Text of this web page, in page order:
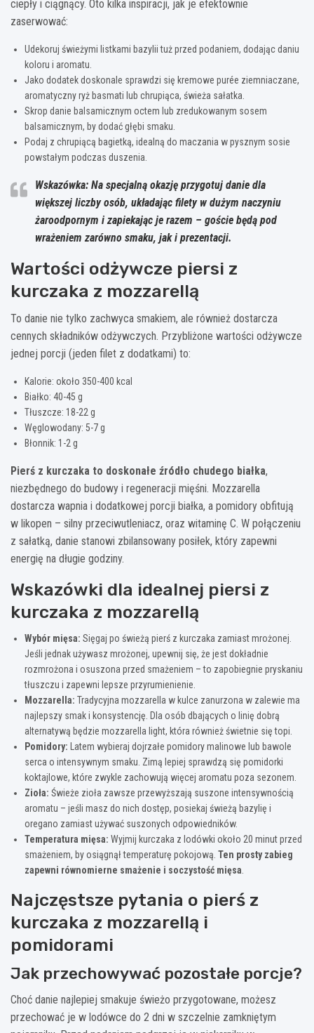
ciepły i ciągnący. Oto kilka inspiracji, jak je efektownie
zaserwować:
Udekoruj świeżymi listkami bazylii tuż przed podaniem, dodając daniu
koloru i aromatu.
Jako dodatek doskonale sprawdzi się kremowe purée ziemniaczane,
aromatyczny ryż basmati lub chrupiąca, świeża sałatka.
Skrop danie balsamicznym octem lub zredukowanym sosem
balsamicznym, by dodać głębi smaku.
Podaj z chrupiącą bagietką, idealną do maczania w pysznym sosie
powstałym podczas duszenia.
Wskazówka: Na specjalną okazję przygotuj danie dla
większej liczby osób, układając filety w dużym naczyniu
żaroodpornym i zapiekając je razem – goście będą pod
wrażeniem zarówno smaku, jak i prezentacji.
Wartości odżywcze piersi z
kurczaka z mozzarellą
To danie nie tylko zachwyca smakiem, ale również dostarcza
cennych składników odżywczych. Przybliżone wartości odżywcze
jednej porcji (jeden filet z dodatkami) to:
Kalorie: około 350-400 kcal
Białko: 40-45 g
Tłuszcze: 18-22 g
Węglowodany: 5-7 g
Błonnik: 1-2 g
Pierś z kurczaka to doskonałe źródło chudego białka,
niezbędnego do budowy i regeneracji mięśni. Mozzarella
dostarcza wapnia i dodatkowej porcji białka, a pomidory obfitują
w likopen – silny przeciwutleniacz, oraz witaminę C. W połączeniu
z sałatką, danie stanowi zbilansowany posiłek, który zapewni
energię na długie godziny.
Wskazówki dla idealnej piersi z
kurczaka z mozzarellą
Wybór mięsa: Sięgaj po świeżą pierś z kurczaka zamiast mrożonej.
Jeśli jednak używasz mrożonej, upewnij się, że jest dokładnie
rozmrożona i osuszona przed smażeniem – to zapobiegnie pryskaniu
tłuszczu i zapewni lepsze przyrumienienie.
Mozzarella: Tradycyjna mozzarella w kulce zanurzona w zalewie ma
najlepszy smak i konsystencję. Dla osób dbających o linię dobrą
alternatywą będzie mozzarella light, która również świetnie się topi.
Pomidory: Latem wybieraj dojrzałe pomidory malinowe lub bawole
serca o intensywnym smaku. Zimą lepiej sprawdzą się pomidorki
koktajlowe, które zwykle zachowują więcej aromatu poza sezonem.
Zioła: Świeże zioła zawsze przewyższają suszone intensywnością
aromatu – jeśli masz do nich dostęp, posiekaj świeżą bazylię i
oregano zamiast używać suszonych odpowiedników.
Temperatura mięsa: Wyjmij kurczaka z lodówki około 20 minut przed
smażeniem, by osiągnął temperaturę pokojową. Ten prosty zabieg
zapewni równomierne smażenie i soczystość mięsa
Najczęstsze pytania o pierś z
kurczaka z mozzarellą i
pomidorami
Jak przechowywać pozostałe porcje?
Choć danie najlepiej smakuje świeżo przygotowane, możesz
przechować je w lodówce do 2 dni w szczelnie zamkniętym